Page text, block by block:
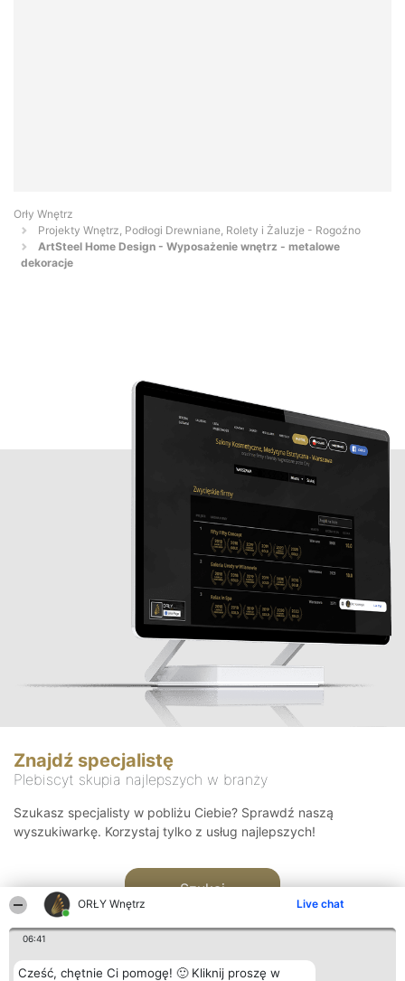
ORŁY Wnętrz Live chat
06:41
Cześć, chętnie Ci pomogę! 🙂 Kliknij proszę w
Orły Wnętrz
Projekty Wnętrz, Podłogi Drewniane, Rolety i Żaluzje - Rogoźno
ArtSteel Home Design - Wyposażenie wnętrz - metalowe
dekoracje
Znajdź specjalistę
Plebiscyt skupia najlepszych w branży
Szukasz specjalisty w pobliżu Ciebie? Sprawdź naszą
wyszukiwarkę. Korzystaj tylko z usług najlepszych!
Szukaj